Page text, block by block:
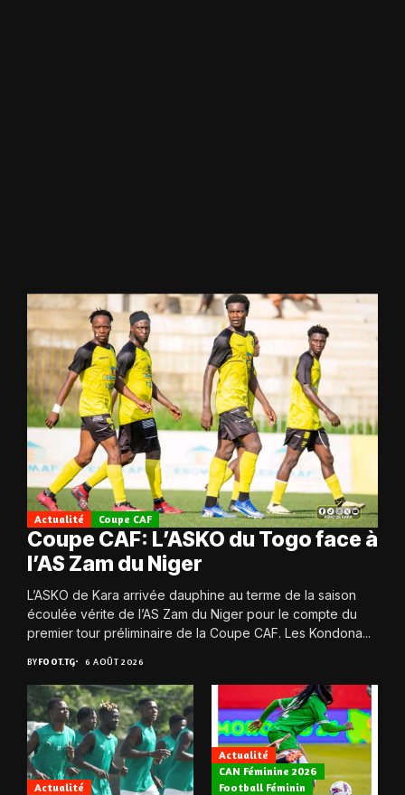
Actualité Coupe CAF
Coupe CAF: L’ASKO du Togo face à
l’AS Zam du Niger
L’ASKO de Kara arrivée dauphine au terme de la saison
écoulée vérite de l’AS Zam du Niger pour le compte du
premier tour préliminaire de la Coupe CAF. Les Kondona...
BYFOOT.TG 6 AOÛT 2026
Actualité
Actualité
CAN Féminine 2026
Football Féminin